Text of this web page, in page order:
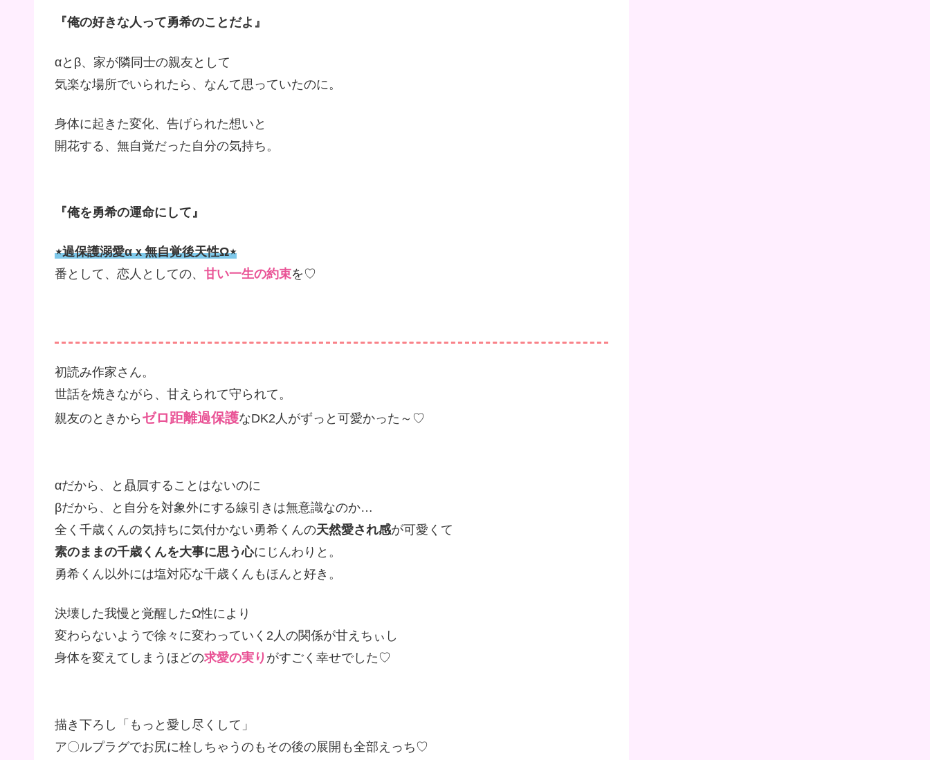
『俺の好きな人って勇希のことだよ』
αとβ、家が隣同士の親友として
気楽な場所でいられたら、なんて思っていたのに。
身体に起きた変化、告げられた想いと
開花する、無自覚だった自分の気持ち。
『俺を勇希の運命にして』
⋆過保護溺愛αｘ無自覚後天性Ω⋆
番として、恋人としての、 甘い一生の約束を♡
初読み作家さん。
世話を焼きながら、甘えられて守られて。
親友のときから ゼロ距離過保護なDK2人がずっと可愛かった～♡
αだから、と贔屓することはないのに
βだから、と自分を対象外にする線引きは無意識なのか…
全く千歳くんの気持ちに気付かない勇希くんの天然愛され感が可愛くて
素のままの千歳くんを大事に思う心にじんわりと。
勇希くん以外には塩対応な千歳くんもほんと好き。
決壊した我慢と覚醒したΩ性により
変わらないようで徐々に変わっていく2人の関係が甘えちぃし
身体を変えてしまうほどの求愛の実り がすごく幸せでした♡
描き下ろし「もっと愛し尽くして」
ア〇ルプラグでお尻に栓しちゃうのもその後の展開も全部えっち♡